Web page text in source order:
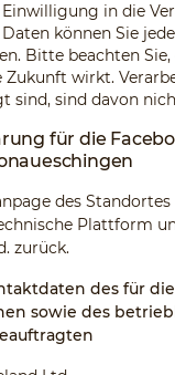
Einwilligung in die
können Sie
Bitte beachten Sie,
wirkt.
sind, sind davon
für die
des
Plattform
zurück.
des für
sowie des